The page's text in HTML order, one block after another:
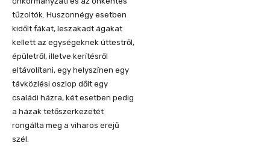
tűzoltók. Huszonnégy esetben
kidőlt fákat, leszakadt ágakat
kellett az egységeknek úttestről,
épületről, illetve kerítésről
eltávolítani, egy helyszínen egy
távközlési oszlop dőlt egy
családi házra, két esetben pedig
a házak tetőszerkezetét
rongálta meg a viharos erejű
szél.